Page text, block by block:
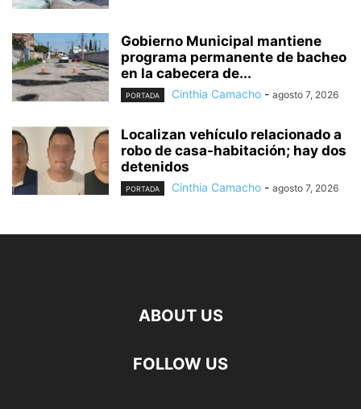
Gobierno Municipal mantiene
programa permanente de bacheo
en la cabecera de...
PORTADA Cinthia Camacho - agosto 7, 2026
Localizan vehículo relacionado a
robo de casa-habitación; hay dos
detenidos
PORTADA Cinthia Camacho - agosto 7, 2026
ABOUT US
FOLLOW US